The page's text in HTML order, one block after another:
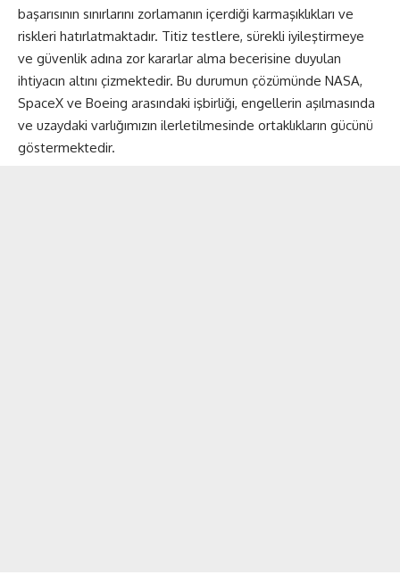
başarısının sınırlarını zorlamanın içerdiği karmaşıklıkları ve
riskleri hatırlatmaktadır. Titiz testlere, sürekli iyileştirmeye
ve güvenlik adına zor kararlar alma becerisine duyulan
ihtiyacın altını çizmektedir. Bu durumun çözümünde NASA,
SpaceX ve Boeing arasındaki işbirliği, engellerin aşılmasında
ve uzaydaki varlığımızın ilerletilmesinde ortaklıkların gücünü
göstermektedir.